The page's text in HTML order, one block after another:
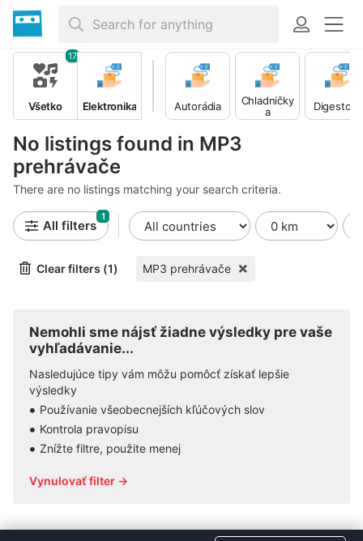
No listings found in MP3
prehrávače
There are no listings matching your search criteria.
Všetko
17
Elektronika Autorádia
Chladničky
a
mrazničky
Digestory
All filters
1
Clear filters (1) MP3 prehrávače
Nemohli sme nájsť žiadne výsledky pre vaše
vyhľadávanie...
Nasledujúce tipy vám môžu pomôcť získať lepšie
výsledky
Používanie všeobecnejších kľúčových slov
Kontrola pravopisu
Znížte filtre, použite menej
Vynulovať filter →